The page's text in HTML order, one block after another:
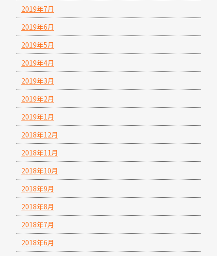
2019年7月
2019年6月
2019年5月
2019年4月
2019年3月
2019年2月
2019年1月
2018年12月
2018年11月
2018年10月
2018年9月
2018年8月
2018年7月
2018年6月